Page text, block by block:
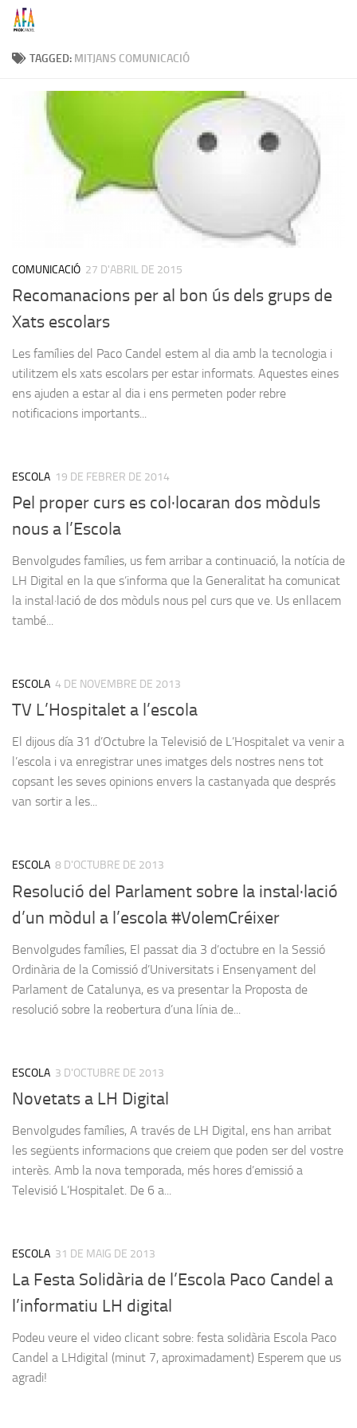
Skip to content
TAGGED: MITJANS COMUNICACIÓ
COMUNICACIÓ 27 D'ABRIL DE 2015
Recomanacions per al bon ús dels grups de
Xats escolars
Les famílies del Paco Candel estem al dia amb la tecnologia i
utilitzem els xats escolars per estar informats. Aquestes eines
ens ajuden a estar al dia i ens permeten poder rebre
notificacions importants...
ESCOLA 19 DE FEBRER DE 2014
Pel proper curs es col·locaran dos mòduls
nous a l’Escola
Benvolgudes famílies, us fem arribar a continuació, la notícia de
LH Digital en la que s’informa que la Generalitat ha comunicat
la instal·lació de dos mòduls nous pel curs que ve. Us enllacem
també...
ESCOLA 4 DE NOVEMBRE DE 2013
TV L’Hospitalet a l’escola
El dijous día 31 d’Octubre la Televisió de L’Hospitalet va venir a
l’escola i va enregistrar unes imatges dels nostres nens tot
copsant les seves opinions envers la castanyada que després
van sortir a les...
ESCOLA 8 D'OCTUBRE DE 2013
Resolució del Parlament sobre la instal·lació
d’un mòdul a l’escola #VolemCréixer
Benvolgudes famílies, El passat dia 3 d’octubre en la Sessió
Ordinària de la Comissió d’Universitats i Ensenyament del
Parlament de Catalunya, es va presentar la Proposta de
resolució sobre la reobertura d’una línia de...
ESCOLA 3 D'OCTUBRE DE 2013
Novetats a LH Digital
Benvolgudes famílies, A través de LH Digital, ens han arribat
les següents informacions que creiem que poden ser del vostre
interès. Amb la nova temporada, més hores d’emissió a
Televisió L’Hospitalet. De 6 a...
ESCOLA 31 DE MAIG DE 2013
La Festa Solidària de l’Escola Paco Candel a
l’informatiu LH digital
Podeu veure el video clicant sobre: festa solidària Escola Paco
Candel a LHdigital (minut 7, aproximadament) Esperem que us
agradi!